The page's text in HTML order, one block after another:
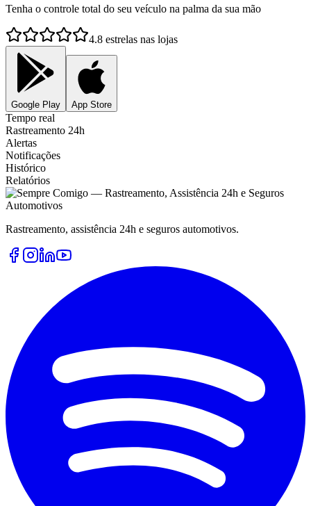
Tenha o controle total do seu veículo na palma da sua mão
4.8 estrelas nas lojas
Google Play App Store
Tempo real
Rastreamento 24h
Alertas
Notificações
Histórico
Relatórios
Rastreamento, assistência 24h e seguros automotivos.